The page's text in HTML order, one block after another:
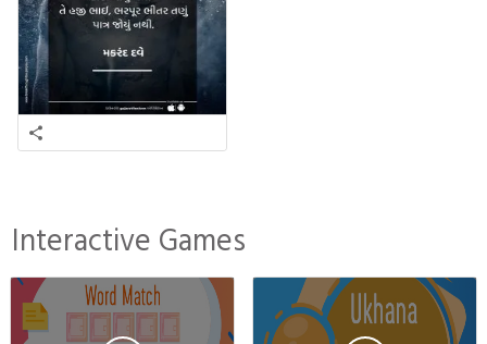
Interactive Games